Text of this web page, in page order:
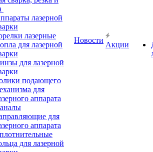
лазерной
лазерные
для лазерной
для лазерной
подающего
для
аппарата
для
аппарата
для лазерной
Новости
Акции